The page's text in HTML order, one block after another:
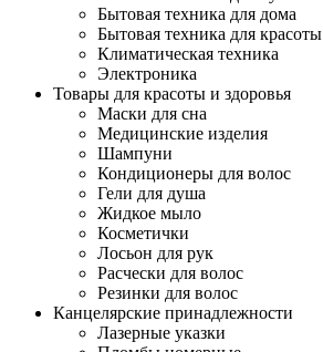
Бытовая техника для дома
Бытовая техника для красоты
Климатическая техника
Электроника
Товары для красоты и здоровья
Маски для сна
Медицинские изделия
Шампуни
Кондиционеры для волос
Гели для душа
Жидкое мыло
Косметички
Лосьон для рук
Расчески для волос
Резинки для волос
Канцелярские принадлежности
Лазерные указки